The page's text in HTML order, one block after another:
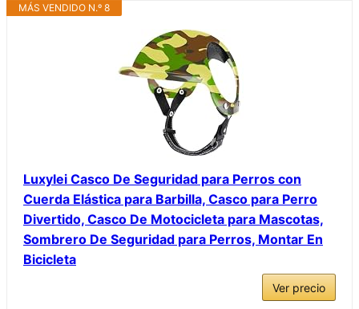
MÁS VENDIDO N.º 8
Luxylei Casco De Seguridad para Perros con
Cuerda Elástica para Barbilla, Casco para Perro
Divertido, Casco De Motocicleta para Mascotas,
Sombrero De Seguridad para Perros, Montar En
Bicicleta
Ver precio